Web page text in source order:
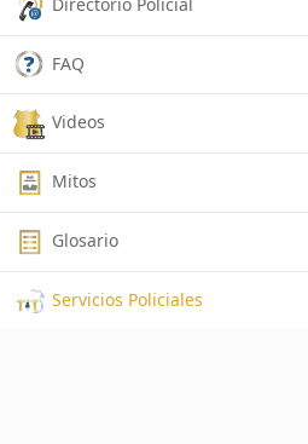
FAQ
Videos
Mitos
Glosario
Servicios Policiales